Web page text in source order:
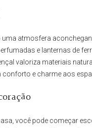
atmosfera
e lanternas de
valoriza materiais
e charme aos
você pode começar